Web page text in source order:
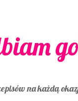
na każdą